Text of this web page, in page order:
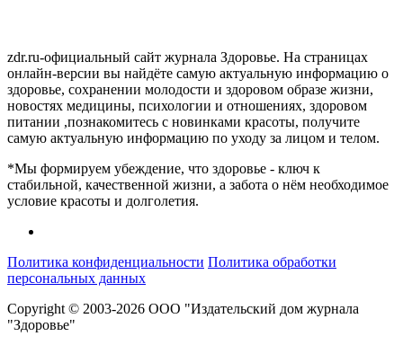
zdr.ru-официальный сайт журнала Здоровье. На страницах
онлайн-версии вы найдёте самую актуальную информацию о
здоровье, сохранении молодости и здоровом образе жизни,
новостях медицины, психологии и отношениях, здоровом
питании ,познакомитесь с новинками красоты, получите
самую актуальную информацию по уходу за лицом и телом.
*Мы формируем убеждение, что здоровье - ключ к
стабильной, качественной жизни, а забота о нём необходимое
условие красоты и долголетия.
Политика конфиденциальности Политика обработки
персональных данных
Copyright © 2003-2026 ООО "Издательский дом журнала
"Здоровье"